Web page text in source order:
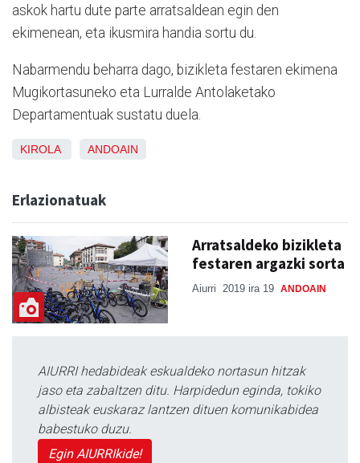
askok hartu dute parte arratsaldean egin den
ekimenean, eta ikusmira handia sortu du.
Nabarmendu beharra dago, bizikleta festaren ekimena
Mugikortasuneko eta Lurralde Antolaketako
Departamentuak sustatu duela.
KIROLA ANDOAIN
Erlazionatuak
Arratsaldeko bizikleta
festaren argazki sorta
Aiurri 2019 ira 19 ANDOAIN
AIURRI hedabideak eskualdeko nortasun hitzak
jaso eta zabaltzen ditu. Harpidedun eginda, tokiko
albisteak euskaraz lantzen dituen komunikabidea
babestuko duzu.
Egin AIURRIkide!